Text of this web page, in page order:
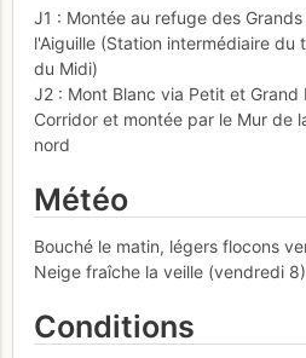
J1 : Montée au refuge des
l'Aiguille (Station intermédiaire du
du Midi)
J2 : Mont Blanc via Petit et Grand
Corridor et montée par le Mur de
nord
Météo
Bouché le matin, légers flocons
Neige fraîche la veille (vendredi
Conditions